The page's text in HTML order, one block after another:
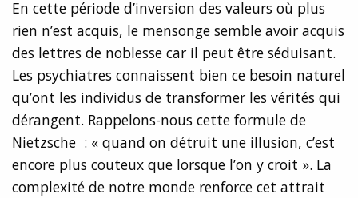
En cette période d’inversion des valeurs où plus
rien n’est acquis, le mensonge semble avoir acquis
des lettres de noblesse car il peut être séduisant.
Les psychiatres connaissent bien ce besoin naturel
qu’ont les individus de transformer les vérités qui
dérangent. Rappelons-nous cette formule de
Nietzsche : « quand on détruit une illusion, c’est
encore plus couteux que lorsque l’on y croit ». La
complexité de notre monde renforce cet attrait